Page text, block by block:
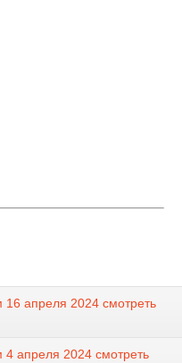
апреля 2024 смотреть
апреля 2024 смотреть